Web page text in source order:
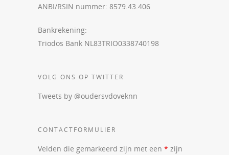
ANBI/RSIN nummer: 8579.43.406
Bankrekening:
Triodos Bank NL83TRIO0338740198
VOLG ONS OP TWITTER
Tweets by @oudersvdoveknn
CONTACTFORMULIER
Velden die gemarkeerd zijn met een * zijn